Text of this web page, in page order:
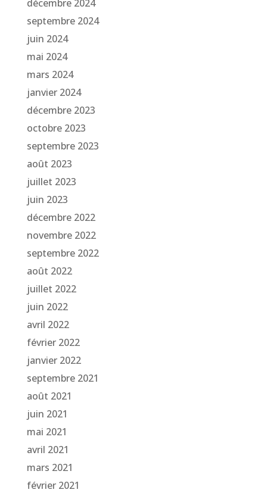
décembre 2024
septembre 2024
juin 2024
mai 2024
mars 2024
janvier 2024
décembre 2023
octobre 2023
septembre 2023
août 2023
juillet 2023
juin 2023
décembre 2022
novembre 2022
septembre 2022
août 2022
juillet 2022
juin 2022
avril 2022
février 2022
janvier 2022
septembre 2021
août 2021
juin 2021
mai 2021
avril 2021
mars 2021
février 2021